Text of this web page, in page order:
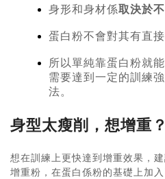
身形和身材係取決於
蛋白粉不會對其有直
所以單純靠蛋白粉就
需要達到一定的訓練
法。
身型太瘦削，想增重？
想在訓練上更快達到增重效果
增重粉，在蛋白係粉的基礎上加